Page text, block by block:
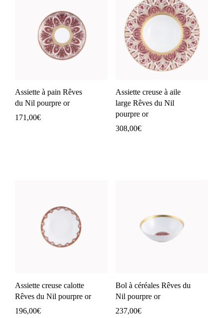
Assiette à pain Rêves
du Nil pourpre or
171,00€
Assiette creuse à aile
large Rêves du Nil
pourpre or
308,00€
Assiette creuse calotte
Rêves du Nil pourpre or
196,00€
Bol à céréales Rêves du
Nil pourpre or
237,00€